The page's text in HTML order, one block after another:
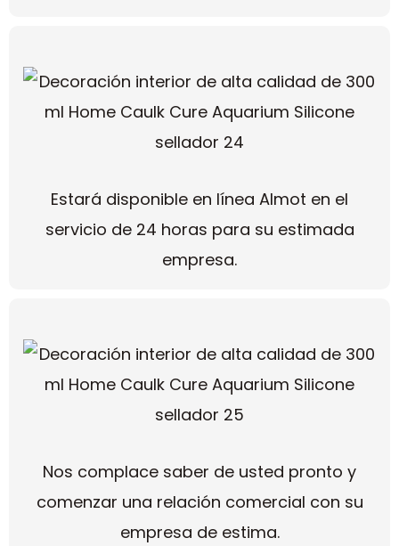
Estará disponible en línea Almot en el
servicio de 24 horas para su estimada
empresa.
Nos complace saber de usted pronto y
comenzar una relación comercial con su
empresa de estima.